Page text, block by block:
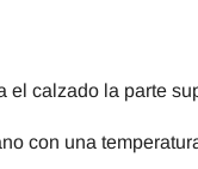
el calzado la parte
con una